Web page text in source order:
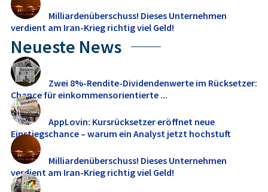
Milliardenüberschuss! Dieses Unternehmen
verdient am Iran-Krieg richtig viel Geld!
Neueste News
Zwei 8%-Rendite-Dividendenwerte im Rücksetzer:
Chance für einkommensorientierte ...
AppLovin: Kursrücksetzer eröffnet neue
Einstiegschance – warum ein Analyst jetzt hochstuft
Milliardenüberschuss! Dieses Unternehmen
verdient am Iran-Krieg richtig viel Geld!